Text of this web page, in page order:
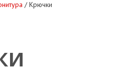
/Крючки